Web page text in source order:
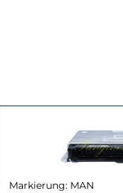
Markierung: MAN